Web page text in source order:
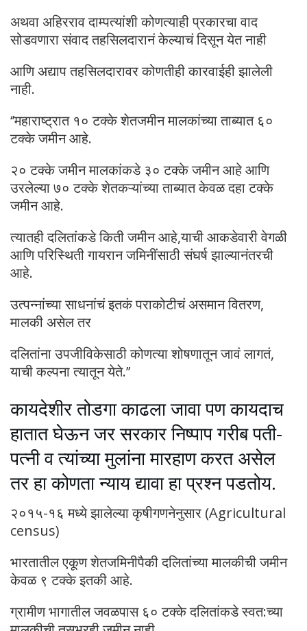
अथवा अहिरराव दाम्पत्यांशी कोणत्याही प्रकारचा वाद
सोडवणारा संवाद तहसिलदारानं केल्याचं दिसून येत नाही
आणि अद्याप तहसिलदारावर कोणतीही कारवाईही झालेली
नाही.
‘’महाराष्ट्रात १० टक्के शेतजमीन मालकांच्या ताब्यात ६०
टक्के जमीन आहे.
२० टक्के जमीन मालकांकडे ३० टक्के जमीन आहे आणि
उरलेल्या ७० टक्के शेतकऱ्यांच्या ताब्यात केवळ दहा टक्के
जमीन आहे.
त्यातही दलितांकडे किती जमीन आहे,याची आकडेवारी वेगळी
आणि परिस्थिती गायरान जमिनींसाठी संघर्ष झाल्यानंतरची
आहे.
उत्पन्नांच्या साधनांचं इतकं पराकोटीचं असमान वितरण,
मालकी असेल तर
दलितांना उपजीविकेसाठी कोणत्या शोषणातून जावं लागतं,
याची कल्पना त्यातून येते.’’
कायदेशीर तोडगा काढला जावा पण कायदाच
हातात घेऊन जर सरकार निष्पाप गरीब पती-
पत्नी व त्यांच्या मुलांना मारहाण करत असेल
तर हा कोणता न्याय द्यावा हा प्रश्न पडतोय.
२०१५-१६ मध्ये झालेल्या कृषीगणनेनुसार (Agricultural
census)
भारतातील एकूण शेतजमिनीपैकी दलितांच्या मालकीची जमीन
केवळ ९ टक्के इतकी आहे.
ग्रामीण भागातील जवळपास ६० टक्के दलितांकडे स्वत:च्या